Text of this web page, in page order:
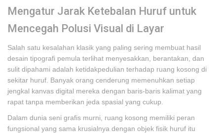
Mengatur Jarak Ketebalan Huruf untuk
Mencegah Polusi Visual di Layar
Salah satu kesalahan klasik yang paling sering membuat hasil
desain tipografi pemula terlihat menyesakkan, berantakan, dan
sulit dipahami adalah ketidakpedulian terhadap ruang kosong di
sekitar huruf. Banyak orang cenderung memenuhkan setiap
jengkal kanvas digital mereka dengan baris-baris kalimat yang
rapat tanpa memberikan jeda spasial yang cukup.
Dalam dunia seni grafis murni, ruang kosong memiliki peran
fungsional yang sama krusialnya dengan objek fisik huruf itu